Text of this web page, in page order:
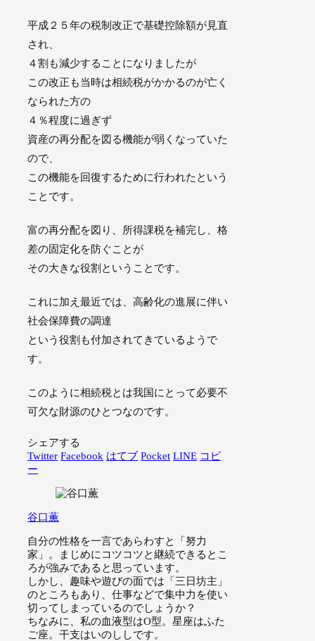
平成２５年の税制改正で基礎控除額が見直
され、
４割も減少することになりましたが
この改正も当時は相続税がかかるのが亡く
なられた方の
４％程度に過ぎず
資産の再分配を図る機能が弱くなっていた
ので、
この機能を回復するために行われたという
ことです。
富の再分配を図り、所得課税を補完し、格
差の固定化を防ぐことが
その大きな役割ということです。
これに加え最近では、高齢化の進展に伴い
社会保障費の調達
という役割も付加されてきているようで
す。
このように相続税とは我国にとって必要不
可欠な財源のひとつなのです。
シェアする
Twitter Facebook はてブ Pocket LINE コピ
ー
谷口薫
自分の性格を一言であらわすと「努力
家」。まじめにコツコツと継続できるとこ
ろが強みであると思っています。
しかし、趣味や遊びの面では「三日坊主」
のところもあり、仕事などで集中力を使い
切ってしまっているのでしょうか？
ちなみに、私の血液型はO型。星座はふた
ご座。干支はいのししです。